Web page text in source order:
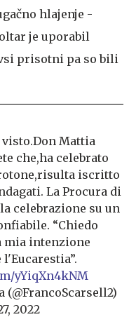
hlajenje -
je uporabil
prisotni pa so bili
Mattia
che,ha celebrato
iscritto
La Procura di
celebrazione su un
“Chiedo
mia intenzione
yYiqXn4kNM
(@FrancoScarsell2)
2022